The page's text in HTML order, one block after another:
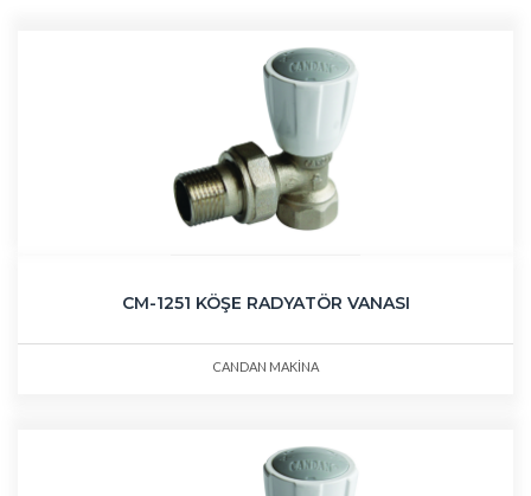
CM-1251 KÖŞE RADYATÖR VANASI
CANDAN MAKİNA